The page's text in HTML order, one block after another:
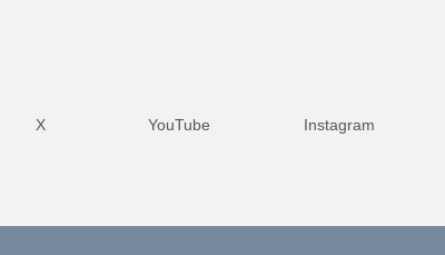
X YouTube Instagram